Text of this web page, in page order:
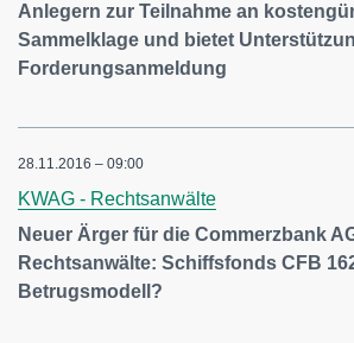
Anlegern zur Teilnahme an
Sammelklage und bietet
Forderungsanmeldung
28.11.2016 – 09:00
KWAG - Rechtsanwälte
Neuer Ärger für die Commerzbank
Rechtsanwälte: Schiffsfonds CFB
Betrugsmodell?